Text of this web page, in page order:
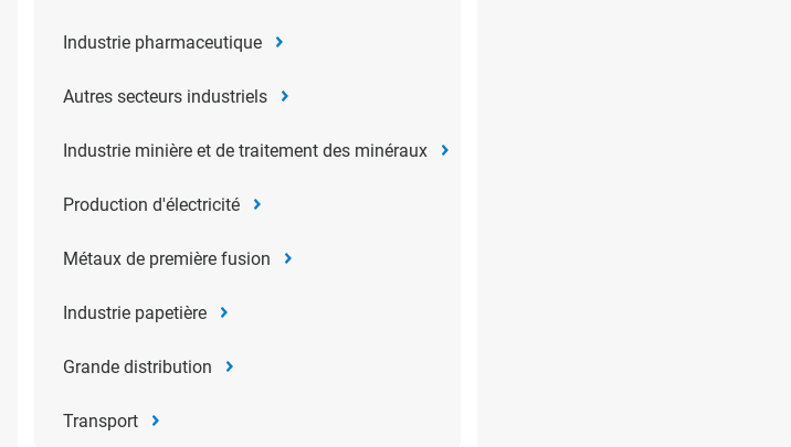
Industrie pharmaceutique
Autres secteurs industriels
Industrie minière et de traitement des minéraux
Production d'électricité
Métaux de première fusion
Industrie papetière
Grande distribution
Transport